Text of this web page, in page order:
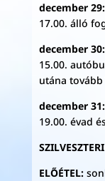
december 29:
17.00. álló
december 30:
15.00.
utána tovább
december 31:
19.00. évad
ELŐÉTEL: